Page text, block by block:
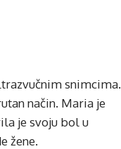
snimcima.
način. Maria je
je svoju bol u
žene.